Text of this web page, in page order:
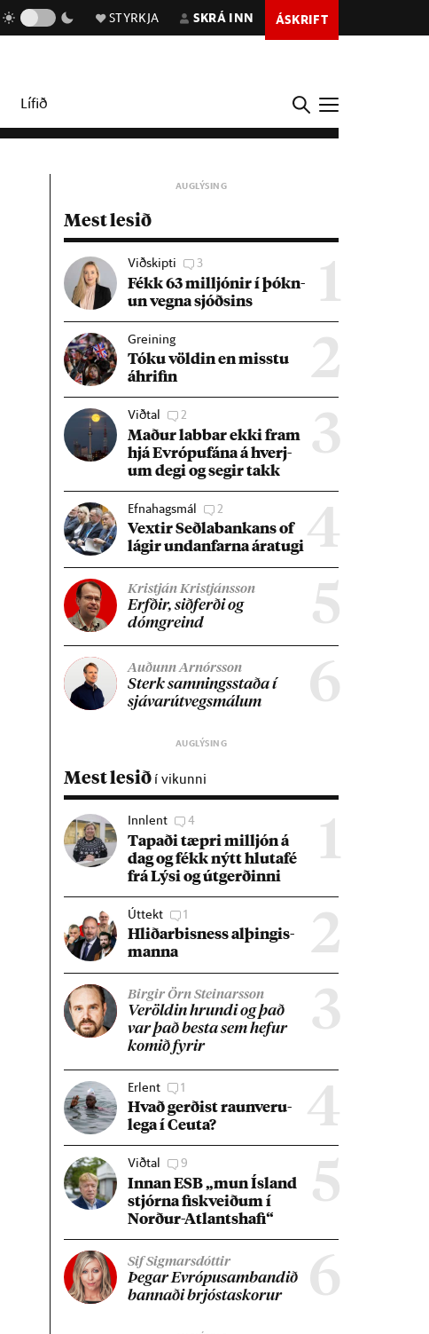
STYRKJA SKRÁ INN ÁSKRIFT
Lífið
Mest lesið
1
Viðskipti 3
Fékk 63 millj­ón­ir í þókn­
un vegna sjóðs­ins
2
Greining
Tóku völd­in en misstu
áhrif­in
3
Viðtal 2
Mað­ur labb­ar ekki fram
hjá Evr­ópuf­ána á hverj­
um degi og seg­ir takk
4
Efnahagsmál 2
Vext­ir Seðla­bank­ans of
lág­ir und­an­farna ára­tugi
5
Kristján Kristjánsson
Erfð­ir, sið­ferði og
dómgreind
6
Auðunn Arnórsson
Sterk samn­ings­staða í
sjáv­ar­út­vegs­mál­um
Mest lesið í vikunni
1
Innlent 4
Tap­aði tæpri millj­ón á
dag og fékk nýtt hluta­fé
frá Lýsi og út­gerð­inni
2
Úttekt 1
Hlið­ar­bis­ness al­þing­is­
manna
3
Birgir Örn Steinarsson
Ver­öld­in hrundi og það
var það besta sem hef­ur
kom­ið fyr­ir
4
Erlent 1
Hvað gerð­ist raun­veru­
lega í Ceuta?
5
Viðtal 9
Inn­an ESB „mun Ís­land
stjórna fisk­veið­um í
Norð­ur-Atlants­hafi“
6
Sif Sigmarsdóttir
Þeg­ar Evr­ópu­sam­band­ið
bann­aði brjósta­skor­ur